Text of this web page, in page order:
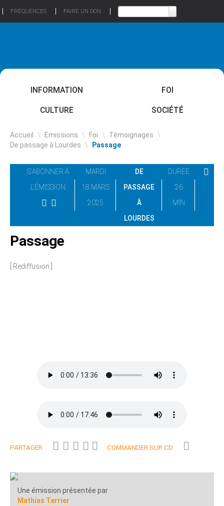
FRÉQUENCES FAIRE UN DON
INFORMATION FOI
CULTURE SOCIÉTÉ
Accueil \ Emissions \ Foi \ Témoignages \
De passage à Lourdes \ Passage
S'ABONNER À
L'ÉMISSION
MARDI
18 MARS
2025
DE
PASSAGE
À
LOURDES
DURÉE
26
MIN
Passage
[ Rediffusion ]
PARTAGER COMMANDER SUR CD
Une émission présentée par
Mathias Terrier